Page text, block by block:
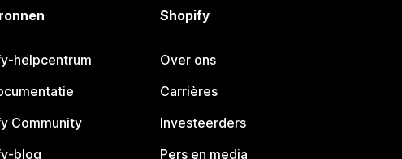
helpcentrum
Community
blog
Shopify
Over ons
Carrières
Investeerders
Pers en media